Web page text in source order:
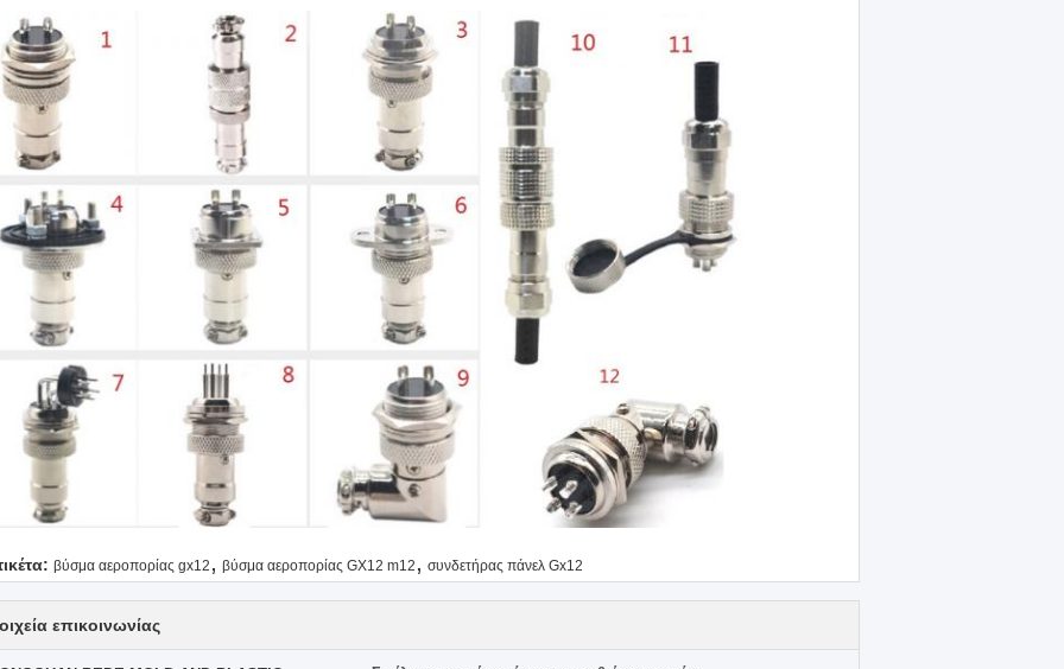
βύσμα αεροπορίας gx12 , βύσμα αεροπορίας GX12 m12 , συνδετήρας πάνελ Gx12
επικοινωνίας